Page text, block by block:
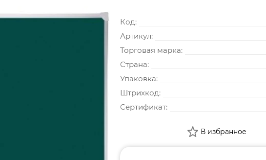
Код:
Артикул:
Торговая марка:
Страна:
Упаковка:
Штрихкод:
Сертификат:
В избранное